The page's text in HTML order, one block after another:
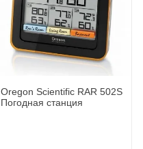
Oregon Scientific RAR 502S
Погодная станция